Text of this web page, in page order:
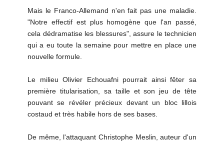
Mais le Franco-Allemand n'en fait pas une maladie.
"Notre effectif est plus homogène que l'an passé,
cela dédramatise les blessures", assure le technicien
qui a eu toute la semaine pour mettre en place une
nouvelle formule.
Le milieu Olivier Echouafni pourrait ainsi fêter sa
première titularisation, sa taille et son jeu de tête
pouvant se révéler précieux devant un bloc lillois
costaud et très habile hors de ses bases.
De même, l'attaquant Christophe Meslin, auteur d'un